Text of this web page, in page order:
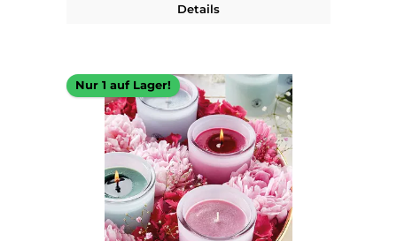
Details
Nur 1 auf Lager!